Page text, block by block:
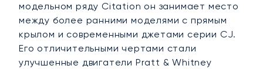
модельном ряду Citation он занимает место
между более ранними моделями с прямым
крылом и современными джетами серии CJ.
Его отличительными чертами стали
улучшенные двигатели Pratt & Whitney